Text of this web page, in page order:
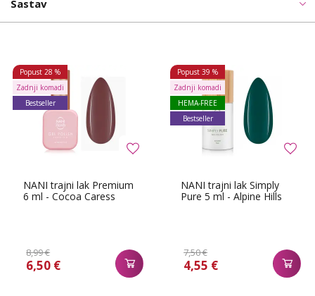
Sastav
NANI trajni lak Premium
6 ml - Cocoa Caress
8,99 €
6,50 €
Popust 28 %
Zadnji komadi
Bestseller
NANI trajni lak Simply
Pure 5 ml - Alpine Hills
7,50 €
4,55 €
Popust 39 %
Zadnji komadi
HEMA-FREE
Bestseller